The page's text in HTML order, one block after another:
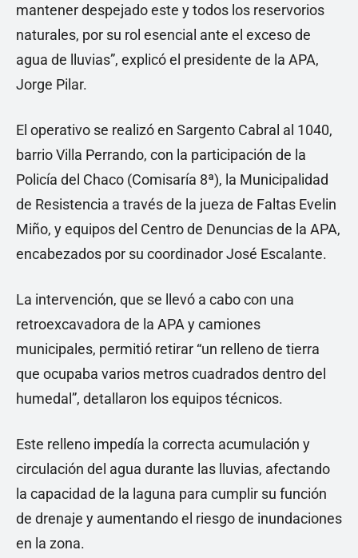
mantener despejado este y todos los reservorios
naturales, por su rol esencial ante el exceso de
agua de lluvias”, explicó el presidente de la APA,
Jorge Pilar.
El operativo se realizó en Sargento Cabral al 1040,
barrio Villa Perrando, con la participación de la
Policía del Chaco (Comisaría 8ª), la Municipalidad
de Resistencia a través de la jueza de Faltas Evelin
Miño, y equipos del Centro de Denuncias de la APA,
encabezados por su coordinador José Escalante.
La intervención, que se llevó a cabo con una
retroexcavadora de la APA y camiones
municipales, permitió retirar “un relleno de tierra
que ocupaba varios metros cuadrados dentro del
humedal”, detallaron los equipos técnicos.
Este relleno impedía la correcta acumulación y
circulación del agua durante las lluvias, afectando
la capacidad de la laguna para cumplir su función
de drenaje y aumentando el riesgo de inundaciones
en la zona.